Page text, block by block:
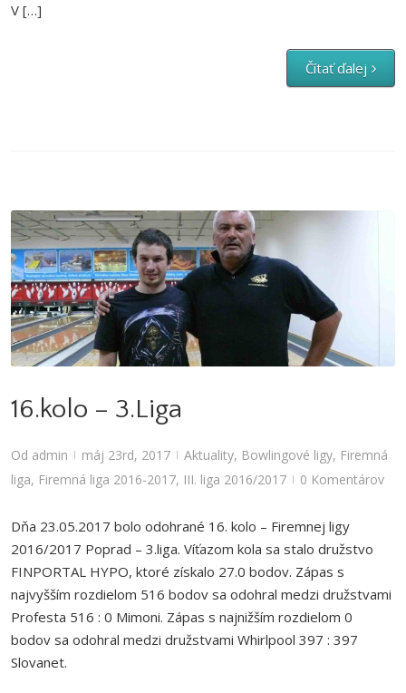
V […]
Čítať ďalej
16.kolo – 3.Liga
Aktuality,Bowlingové ligy,Firemná liga Firemná liga 2016-2017,
2016/2017
16.kolo – 3.Liga
Od admin | máj 23rd, 2017 | Aktuality, Bowlingové ligy, Firemná
liga, Firemná liga 2016-2017, III. liga 2016/2017 | 0 Komentárov
Dňa 23.05.2017 bolo odohrané 16. kolo – Firemnej ligy
2016/2017 Poprad – 3.liga. Víťazom kola sa stalo družstvo
FINPORTAL HYPO, ktoré získalo 27.0 bodov. Zápas s
najvyšším rozdielom 516 bodov sa odohral medzi družstvami
Profesta 516 : 0 Mimoni. Zápas s najnižším rozdielom 0
bodov sa odohral medzi družstvami Whirlpool 397 : 397
Slovanet.